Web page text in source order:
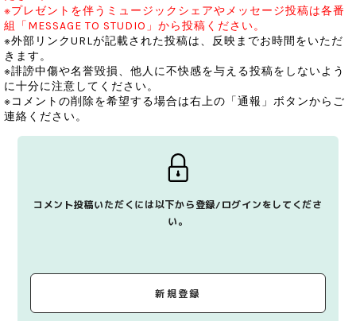
※プレゼントを伴うミュージックシェアやメッセージ投稿は各番
組「MESSAGE TO STUDIO」から投稿ください。
※外部リンクURLが記載された投稿は、反映までお時間をいただ
きます。
※誹謗中傷や名誉毀損、他人に不快感を与える投稿をしないよう
に十分に注意してください。
※コメントの削除を希望する場合は右上の「通報」ボタンからご
連絡ください。
コメント投稿いただくには以下から登録/ログインをしてくださ
い。
新規登録